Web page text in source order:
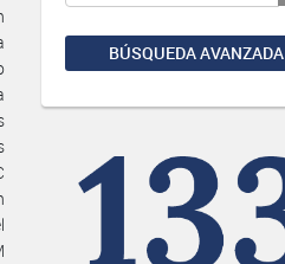
BÚSQUEDA AVANZADA